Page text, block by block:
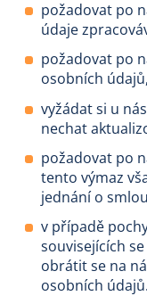
požadovat po
údaje
požadovat po
osobních údajů,
vyžádat si u
nechat
požadovat po
tento výmaz
jednání o
v případě
souvisejících
obrátit se na
osobních údajů.